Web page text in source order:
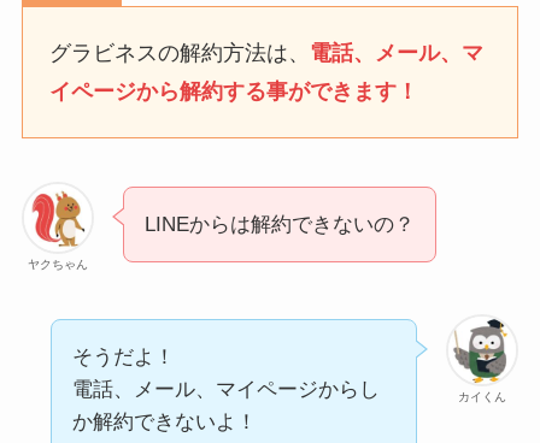
なにわサプリ
解約できない？電話以外
に手続きする方法ある？
ニューZの解約まとめ！
電話が繋がらない時の裏
を電話から解約する方法
を完全攻略
グラビネスの解約方法は、 電話、メール、マ
イページから解約する事ができます！
ヤクちゃん
LINEからは解約できないの？
カイくん
そうだよ！
電話、メール、マイページからし
か解約できないよ！